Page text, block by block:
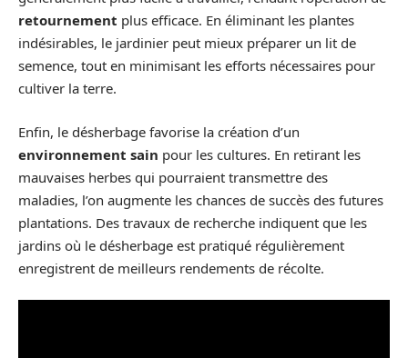
retournement plus efficace. En éliminant les plantes
indésirables, le jardinier peut mieux préparer un lit de
semence, tout en minimisant les efforts nécessaires pour
cultiver la terre.
Enfin, le désherbage favorise la création d’un
environnement sain pour les cultures. En retirant les
mauvaises herbes qui pourraient transmettre des
maladies, l’on augmente les chances de succès des futures
plantations. Des travaux de recherche indiquent que les
jardins où le désherbage est pratiqué régulièrement
enregistrent de meilleurs rendements de récolte.